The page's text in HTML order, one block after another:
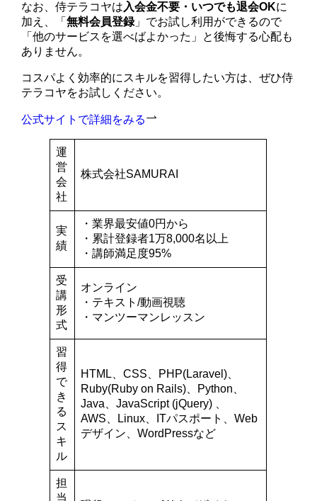
なお、侍テラコヤは 入会金不要・いつでも退会OKに
加え、「無料会員登録」でお試し利用ができるので
「他のサービスを選べばよかった」と後悔する心配も
ありません。
コスパよく効率的にスキルを習得したい方は、ぜひ侍
テラコヤをお試しください。
公式サイトで詳細をみる
運
営
会
社
株式会社SAMURAI
実
績
・業界最安値0円から
・累計登録者1万8,000名以上
・講師満足度95%
受
講
形
式
オンライン
・テキスト/動画視聴
・マンツーマンレッスン
習
得
で
き
る
ス
キ
ル
HTML、CSS、PHP(Laravel)、
Ruby(Ruby on Rails)、Python、
Java、JavaScript (jQuery) 、
AWS、Linux、ITパスポート、Web
デザイン、WordPressなど
担
当